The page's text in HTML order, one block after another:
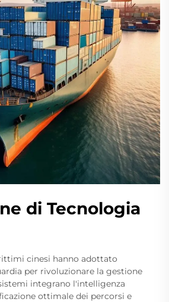
di Tecnologia
cinesi hanno adottato
per rivoluzionare la gestione
integrano l'intelligenza
ottimale dei percorsi e